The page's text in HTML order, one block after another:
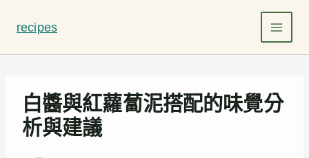
要
recipes
白醬與紅蘿蔔泥搭配的味覺分
析與建議